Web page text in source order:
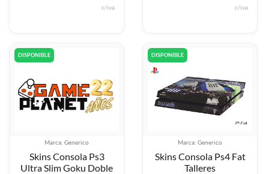
c/iva c/iva
DISPONIBLE
Marca: Generico
Skins Consola Ps3
Ultra Slim Goku Doble
DISPONIBLE
Marca: Generico
Skins Consola Ps4 Fat
Talleres